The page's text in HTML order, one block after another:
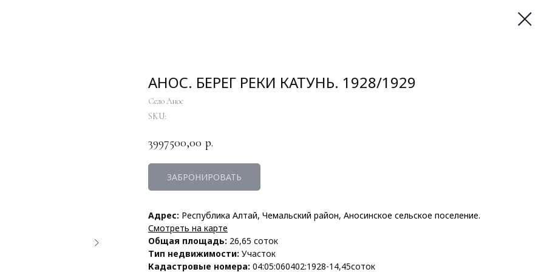
АНОС. БЕРЕГ РЕКИ КАТУНЬ. 1928/1929
Село Анос
SKU:
3997500,00 р.
ЗАБРОНИРОВАТЬ
Адрес: Республика Алтай, Чемальский район, Аносинское сельское поселение.
Смотреть на карте
Общая площадь: 26,65 соток
Тип недвижимости: Участок
Кадастровые номера: 04:05:060402:1928-14,45соток